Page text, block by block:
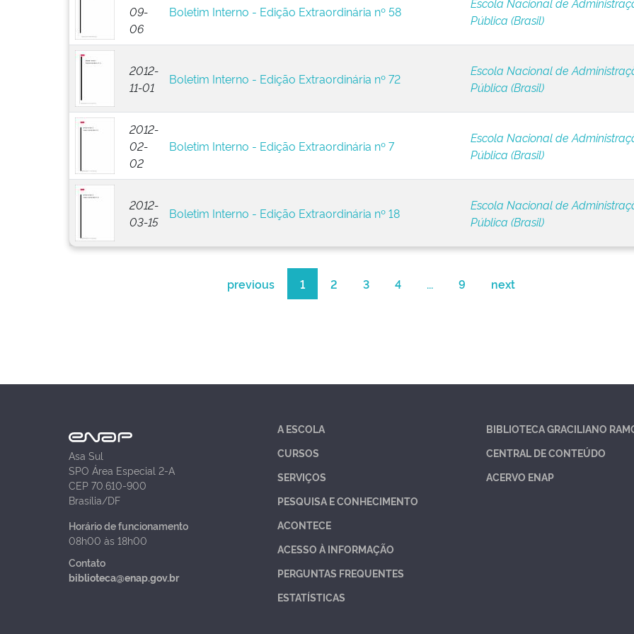
09-
06
Boletim Interno - Edição Extraordinária nº 58
Pública (Brasil)
2012-
11-01
Boletim Interno - Edição Extraordinária nº 72
Escola Nacional de
Pública (Brasil)
2012-
02-
02
Boletim Interno - Edição Extraordinária nº 7
Escola Nacional de
Pública (Brasil)
2012-
03-15
Boletim Interno - Edição Extraordinária nº 18
Escola Nacional de
Pública (Brasil)
previous 1 2 3 4 ... 9 next
Asa Sul
SPO Área Especial 2-A
CEP 70.610-900
Brasília/DF
Horário de funcionamento
08h00 às 18h00
Contato
biblioteca@enap.gov.br
A ESCOLA
CURSOS
SERVIÇOS
PESQUISA E CONHECIMENTO
ACONTECE
ACESSO À INFORMAÇÃO
PERGUNTAS FREQUENTES
ESTATÍSTICAS
BIBLIOTECA GRACILIANO
CENTRAL DE CONTEÚDO
ACERVO ENAP